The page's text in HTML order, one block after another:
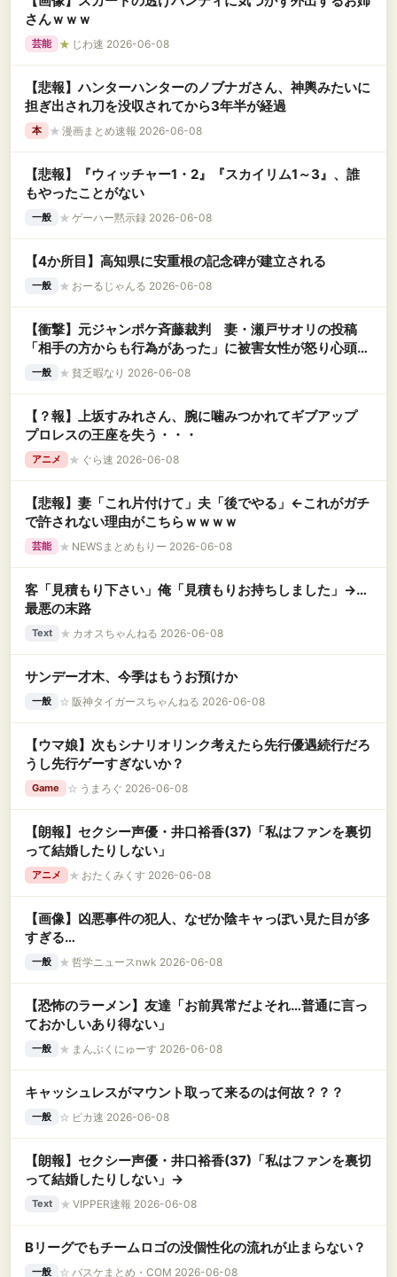
さんｗｗｗ
芸能 ★ じわ速 2026-06-08
【悲報】ハンターハンターのノブナガさん、神輿みたいに
担ぎ出され刀を没収されてから3年半が経過
本 ★ 漫画まとめ速報 2026-06-08
【悲報】『ウィッチャー1・2』『スカイリム1～3』、誰
もやったことがない
一般 ★ ゲーハー黙示録 2026-06-08
【4か所目】高知県に安重根の記念碑が建立される
一般 ★ おーるじゃんる 2026-06-08
【衝撃】元ジャンポケ斉藤裁判 妻・瀬戸サオリの投稿
「相手の方からも行為があった」に被害女性が怒り心頭の
模様←コレってなんで削除しないんやろか…？
一般 ★ 貧乏暇なり 2026-06-08
【？報】上坂すみれさん、腕に噛みつかれてギブアップ
プロレスの王座を失う・・・
アニメ ★ ぐら速 2026-06-08
【悲報】妻「これ片付けて」夫「後でやる」←これがガチ
で許されない理由がこちらｗｗｗｗ
芸能 ★ NEWSまとめもりー 2026-06-08
客「見積もり下さい」俺「見積もりお持ちしました」→…
最悪の末路
Text ★ カオスちゃんねる 2026-06-08
サンデー才木、今季はもうお預けか
一般 ☆ 阪神タイガースちゃんねる 2026-06-08
【ウマ娘】次もシナリオリンク考えたら先行優遇続行だろ
うし先行ゲーすぎないか？
Game ☆ うまろぐ 2026-06-08
【朗報】セクシー声優・井口裕香(37)「私はファンを裏切
って結婚したりしない」
アニメ ★ おたくみくす 2026-06-08
【画像】凶悪事件の犯人、なぜか陰キャっぽい見た目が多
すぎる…
一般 ★ 哲学ニュースnwk 2026-06-08
【恐怖のラーメン】友達「お前異常だよそれ…普通に言っ
ておかしいあり得ない」
一般 ★ まんぷくにゅーす 2026-06-08
キャッシュレスがマウント取って来るのは何故？？？
一般 ☆ ピカ速 2026-06-08
【朗報】セクシー声優・井口裕香(37)「私はファンを裏切
って結婚したりしない」→
Text ★ VIPPER速報 2026-06-08
Bリーグでもチームロゴの没個性化の流れが止まらない？
一般 ☆ バスケまとめ・COM 2026-06-08